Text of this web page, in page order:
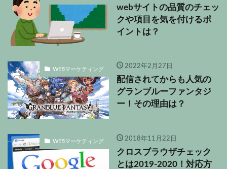
webサイトの品質のチェッ
クや項目を気を付けるポ
イントは？
WEBマーケティング 2022年2月27日
配信されてからも人気の
グランブルーファンタジ
ー！その理由は？
WEBマーケティング 2018年11月22日
クロスブラウザチェック
とは2019-2020！対応方